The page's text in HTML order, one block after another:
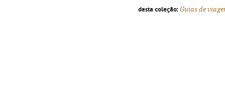
desta coleção: Guias de